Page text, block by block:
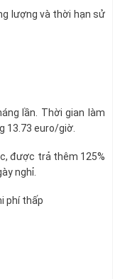
lượng và thời hạn sử
lần. Thời gian làm
13.73 euro/giờ.
được trả thêm 125%
nghỉ.
phí thấp